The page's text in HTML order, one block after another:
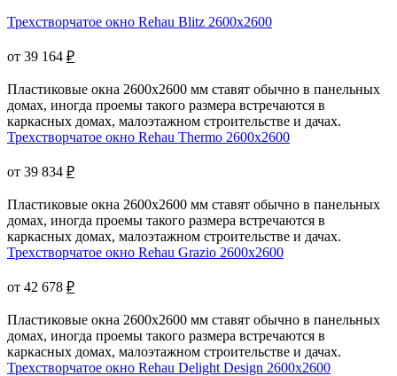
Трехстворчатое окно Rehau Blitz 2600x2600
от 39 164 ₽
Пластиковые окна 2600х2600 мм ставят обычно в панельных
домах, иногда проемы такого размера встречаются в
каркасных домах, малоэтажном строительстве и дачах.
Трехстворчатое окно Rehau Thermo 2600x2600
от 39 834 ₽
Пластиковые окна 2600x2600 мм ставят обычно в панельных
домах, иногда проемы такого размера встречаются в
каркасных домах, малоэтажном строительстве и дачах.
Трехстворчатое окно Rehau Grazio 2600x2600
от 42 678 ₽
Пластиковые окна 2600x2600 мм ставят обычно в панельных
домах, иногда проемы такого размера встречаются в
каркасных домах, малоэтажном строительстве и дачах.
Трехстворчатое окно Rehau Delight Design 2600x2600